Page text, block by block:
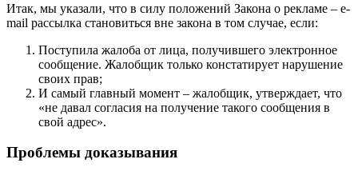
Итак, мы указали, что в силу положений Закона о рекламе – e-
mail рассылка становиться вне закона в том случае, если:
Поступила жалоба от лица, получившего электронное
сообщение. Жалобщик только констатирует нарушение
своих прав;
И самый главный момент – жалобщик, утверждает, что
«не давал согласия на получение такого сообщения в
свой адрес».
Проблемы доказывания